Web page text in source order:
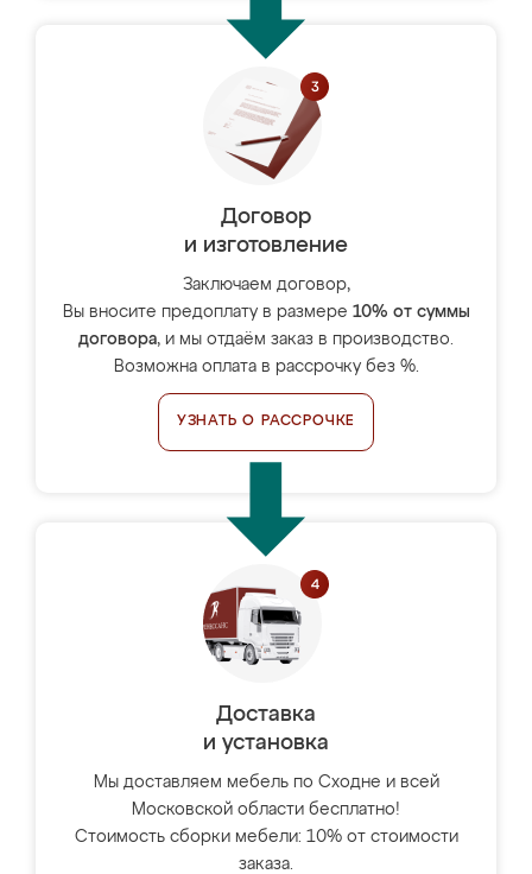
Договор
и изготовление
Заключаем договор,
Вы вносите предоплату в размере 10% от суммы
договора, и мы отдаём заказ в производство.
Возможна оплата в рассрочку без %.
УЗНАТЬ О РАССРОЧКЕ
Доставка
и установка
Мы доставляем мебель по Сходне и всей
Московской области бесплатно!
Стоимость сборки мебели: 10% от стоимости
заказа.